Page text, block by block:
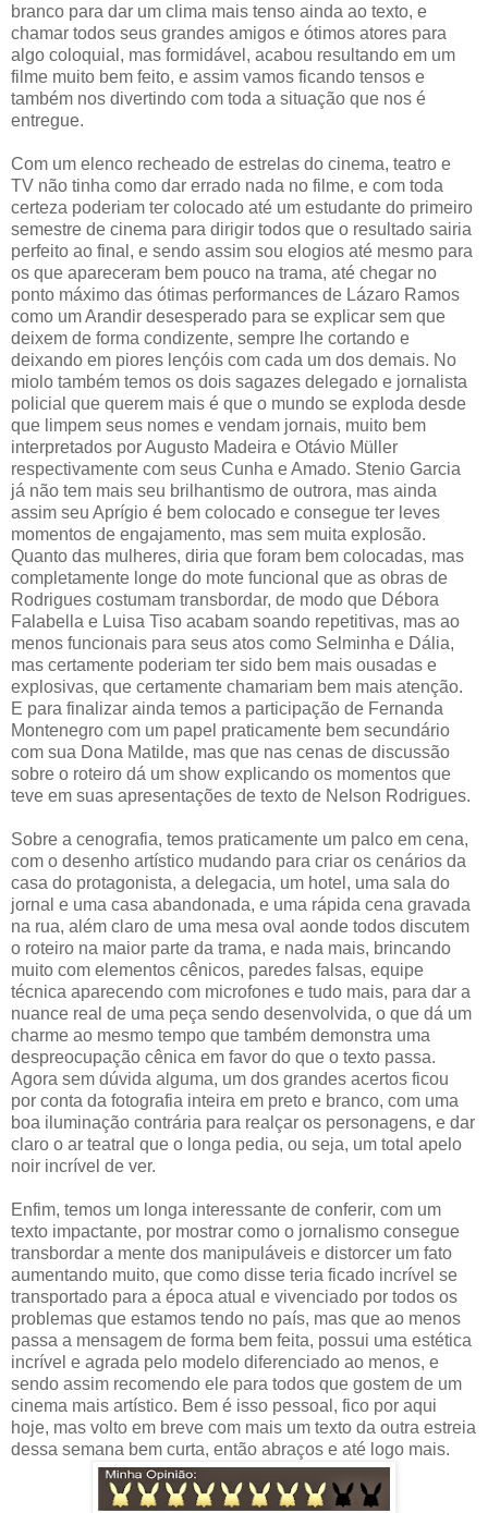
branco para dar um clima mais tenso ainda ao texto, e
chamar todos seus grandes amigos e ótimos atores para
algo coloquial, mas formidável, acabou resultando em um
filme muito bem feito, e assim vamos ficando tensos e
também nos divertindo com toda a situação que nos é
entregue.
Com um elenco recheado de estrelas do cinema, teatro e
TV não tinha como dar errado nada no filme, e com toda
certeza poderiam ter colocado até um estudante do primeiro
semestre de cinema para dirigir todos que o resultado sairia
perfeito ao final, e sendo assim sou elogios até mesmo para
os que apareceram bem pouco na trama, até chegar no
ponto máximo das ótimas performances de Lázaro Ramos
como um Arandir desesperado para se explicar sem que
deixem de forma condizente, sempre lhe cortando e
deixando em piores lençóis com cada um dos demais. No
miolo também temos os dois sagazes delegado e jornalista
policial que querem mais é que o mundo se exploda desde
que limpem seus nomes e vendam jornais, muito bem
interpretados por Augusto Madeira e Otávio Müller
respectivamente com seus Cunha e Amado. Stenio Garcia
já não tem mais seu brilhantismo de outrora, mas ainda
assim seu Aprígio é bem colocado e consegue ter leves
momentos de engajamento, mas sem muita explosão.
Quanto das mulheres, diria que foram bem colocadas, mas
completamente longe do mote funcional que as obras de
Rodrigues costumam transbordar, de modo que Débora
Falabella e Luisa Tiso acabam soando repetitivas, mas ao
menos funcionais para seus atos como Selminha e Dália,
mas certamente poderiam ter sido bem mais ousadas e
explosivas, que certamente chamariam bem mais atenção.
E para finalizar ainda temos a participação de Fernanda
Montenegro com um papel praticamente bem secundário
com sua Dona Matilde, mas que nas cenas de discussão
sobre o roteiro dá um show explicando os momentos que
teve em suas apresentações de texto de Nelson Rodrigues.
Sobre a cenografia, temos praticamente um palco em cena,
com o desenho artístico mudando para criar os cenários da
casa do protagonista, a delegacia, um hotel, uma sala do
jornal e uma casa abandonada, e uma rápida cena gravada
na rua, além claro de uma mesa oval aonde todos discutem
o roteiro na maior parte da trama, e nada mais, brincando
muito com elementos cênicos, paredes falsas, equipe
técnica aparecendo com microfones e tudo mais, para dar a
nuance real de uma peça sendo desenvolvida, o que dá um
charme ao mesmo tempo que também demonstra uma
despreocupação cênica em favor do que o texto passa.
Agora sem dúvida alguma, um dos grandes acertos ficou
por conta da fotografia inteira em preto e branco, com uma
boa iluminação contrária para realçar os personagens, e dar
claro o ar teatral que o longa pedia, ou seja, um total apelo
noir incrível de ver.
Enfim, temos um longa interessante de conferir, com um
texto impactante, por mostrar como o jornalismo consegue
transbordar a mente dos manipuláveis e distorcer um fato
aumentando muito, que como disse teria ficado incrível se
transportado para a época atual e vivenciado por todos os
problemas que estamos tendo no país, mas que ao menos
passa a mensagem de forma bem feita, possui uma estética
incrível e agrada pelo modelo diferenciado ao menos, e
sendo assim recomendo ele para todos que gostem de um
cinema mais artístico. Bem é isso pessoal, fico por aqui
hoje, mas volto em breve com mais um texto da outra estreia
dessa semana bem curta, então abraços e até logo mais.